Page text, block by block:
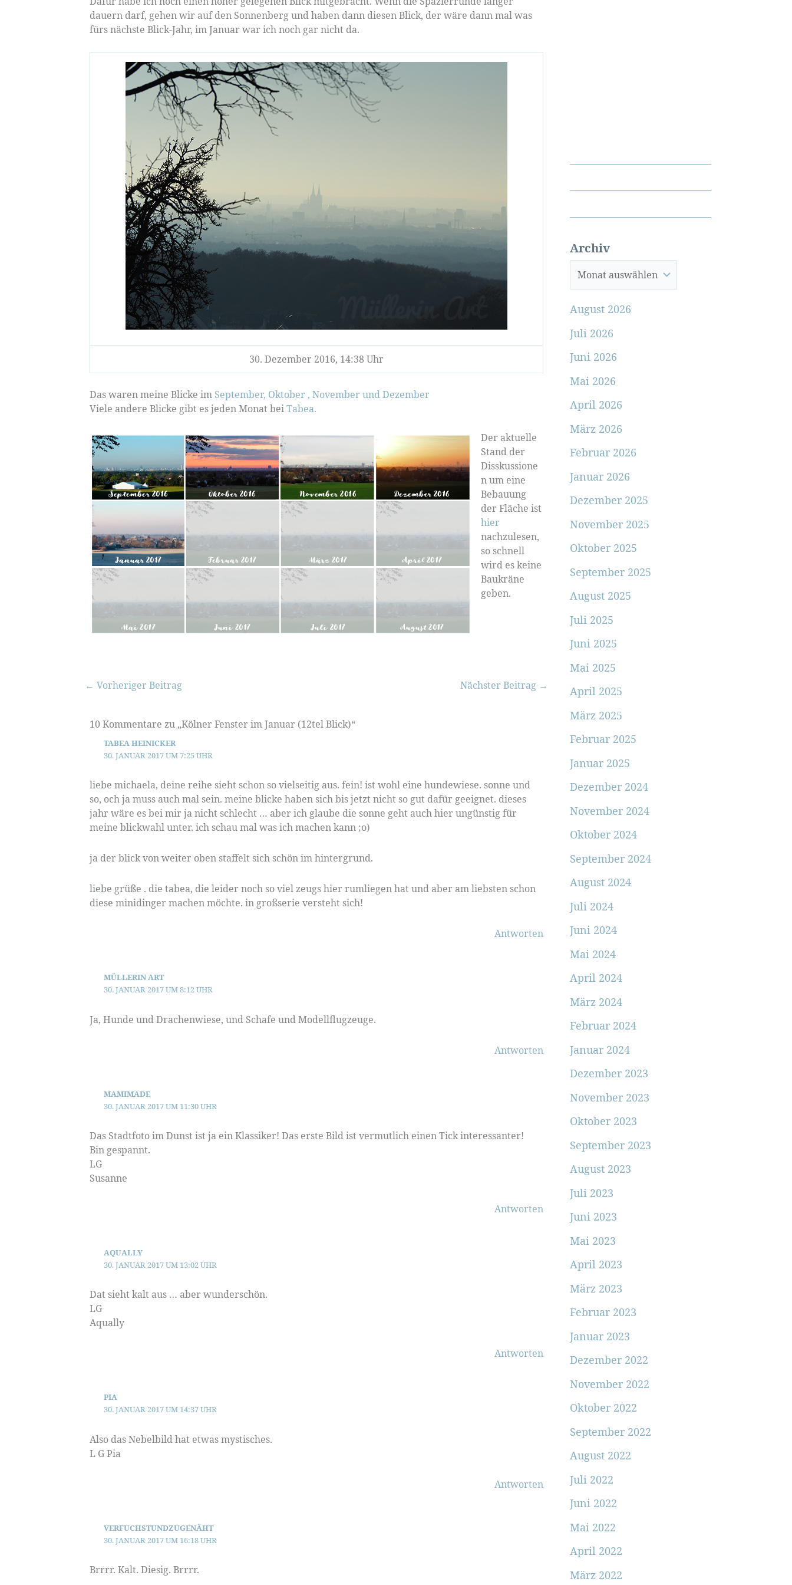
dauern darf, gehen wir auf den Sonnenberg und haben dann diesen Blick, der wäre dann mal was
fürs nächste Blick-Jahr, im Januar war ich noch gar nicht da.
30. Dezember 2016, 14:38 Uhr
Das waren meine Blicke im September, Oktober , November und Dezember
Viele andere Blicke gibt es jeden Monat beiTabea.
Der aktuelle
Stand der
Disskussione
n um eine
Bebauung
der Fläche ist
hier
nachzulesen,
so schnell
wird es keine
Baukräne
geben.
← Vorheriger Beitrag Nächster Beitrag →
10 Kommentare zu „Kölner Fenster im Januar (12tel Blick)“
TABEA HEINICKER
30. JANUAR 2017 UM 7:25 UHR
liebe michaela, deine reihe sieht schon so vielseitig aus. fein! ist wohl eine hundewiese. sonne und
so, och ja muss auch mal sein. meine blicke haben sich bis jetzt nicht so gut dafür geeignet. dieses
jahr wäre es bei mir ja nicht schlecht … aber ich glaube die sonne geht auch hier ungünstig für
meine blickwahl unter. ich schau mal was ich machen kann ;o)
ja der blick von weiter oben staffelt sich schön im hintergrund.
liebe grüße . die tabea, die leider noch so viel zeugs hier rumliegen hat und aber am liebsten schon
diese minidinger machen möchte. in großserie versteht sich!
Antworten
MÜLLERIN ART
30. JANUAR 2017 UM 8:12 UHR
Ja, Hunde und Drachenwiese, und Schafe und Modellflugzeuge.
Antworten
MAMIMADE
30. JANUAR 2017 UM 11:30 UHR
Das Stadtfoto im Dunst ist ja ein Klassiker! Das erste Bild ist vermutlich einen Tick interessanter!
Bin gespannt.
LG
Susanne
Antworten
AQUALLY
30. JANUAR 2017 UM 13:02 UHR
Dat sieht kalt aus … aber wunderschön.
LG
Aqually
Antworten
PIA
30. JANUAR 2017 UM 14:37 UHR
Also das Nebelbild hat etwas mystisches.
L G Pia
Antworten
VERFUCHSTUNDZUGENÄHT
30. JANUAR 2017 UM 16:18 UHR
Brrrr. Kalt. Diesig. Brrrr.
Archiv
August 2026
Juli 2026
Juni 2026
Mai 2026
April 2026
März 2026
Februar 2026
Januar 2026
Dezember 2025
November 2025
Oktober 2025
September 2025
August 2025
Juli 2025
Juni 2025
Mai 2025
April 2025
März 2025
Februar 2025
Januar 2025
Dezember 2024
November 2024
Oktober 2024
September 2024
August 2024
Juli 2024
Juni 2024
Mai 2024
April 2024
März 2024
Februar 2024
Januar 2024
Dezember 2023
November 2023
Oktober 2023
September 2023
August 2023
Juli 2023
Juni 2023
Mai 2023
April 2023
März 2023
Februar 2023
Januar 2023
Dezember 2022
November 2022
Oktober 2022
September 2022
August 2022
Juli 2022
Juni 2022
Mai 2022
April 2022
März 2022